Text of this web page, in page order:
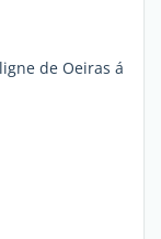
de Oeiras á